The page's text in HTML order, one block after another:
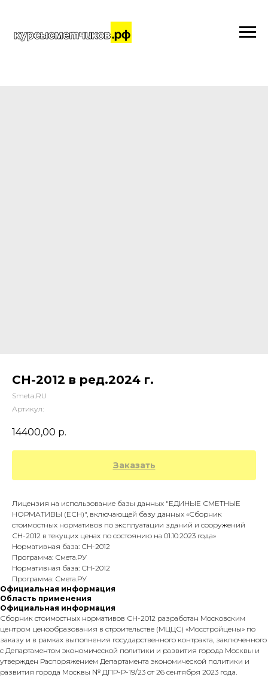
СН-2012 в ред.2024 г.
Smeta.RU
Артикул:
14400,00 р.
Заказать
Лицензия на использование базы данных "ЕДИНЫЕ СМЕТНЫЕ
НОРМАТИВЫ (ЕСН)", включающей базу данных «Сборник
стоимостных нормативов по эксплуатации зданий и сооружений
СН-2012 в текущих ценах по состоянию на 01.10.2023 года»
Нормативная база: СН-2012
Программа: Смета.РУ
Нормативная база: СН-2012
Программа: Смета.РУ
Официальная информация
Область применения
Официальная информация
Сборник стоимостных нормативов СН-2012 разработан Московским
центром ценообразования в строительстве (МЦЦС) «Мосстройцены» по
заказу и в рамках выполнения государственного контракта, заключенного
с Департаментом экономической политики и развития города Москвы и
утвержден Распоряжением Департамента экономической политики и
развития города Москвы № ДПР-Р-19/23 от 26 сентября 2023 года.